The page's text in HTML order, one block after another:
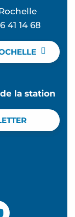
41 14 68
la station